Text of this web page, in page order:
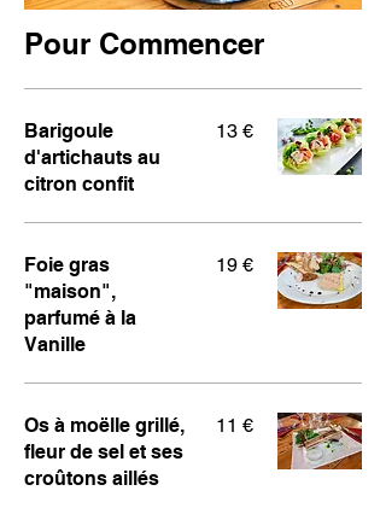
Pour Commencer
Barigoule
d'artichauts au
citron confit
13 €
Foie gras
"maison",
parfumé à la
Vanille
19 €
Os à moëlle grillé,
fleur de sel et ses
croûtons aillés
11 €